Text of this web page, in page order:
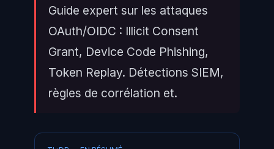
Guide expert sur les attaques
OAuth/OIDC : Illicit Consent
Grant, Device Code Phishing,
Token Replay. Détections SIEM,
règles de corrélation et.